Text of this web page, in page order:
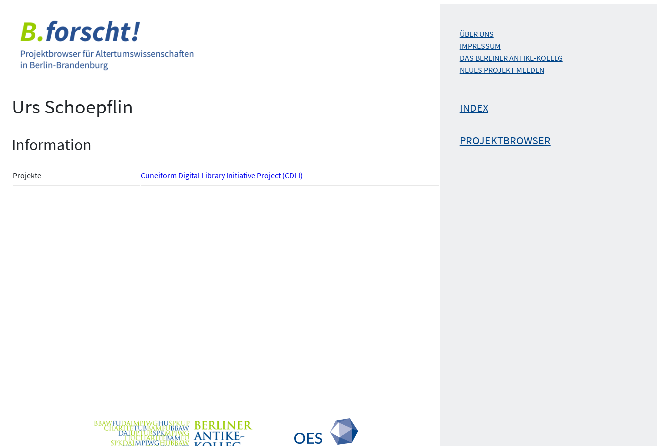
springen
Urs Schoepflin
Information
Projekte Cuneiform Digital Library Initiative Project (CDLI)
ÜBER UNS
IMPRESSUM
DAS BERLINER ANTIKE-KOLLEG
NEUES PROJEKT MELDEN
INDEX
PROJEKTBROWSER